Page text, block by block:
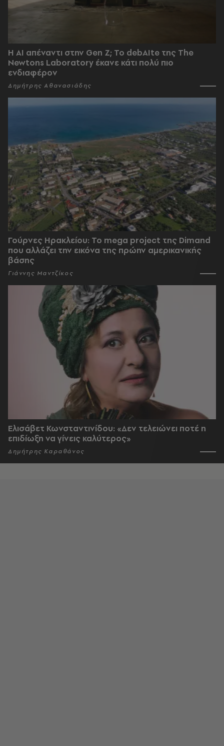
Η AI απέναντι στην Gen Z; Το debAIte της The
Newtons Laboratory έκανε κάτι πολύ πιο
ενδιαφέρον
Δημήτρης Αθανασιάδης
Γούρνες Ηρακλείου: To mega project της Dimand
που αλλάζει την εικόνα της πρώην αμερικανικής
βάσης
Γιάννης Μαντζίκος
Ελισάβετ Κωνσταντινίδου: «Δεν τελειώνει ποτέ η
επιδίωξη να γίνεις καλύτερος»
Δημήτρης Καραθάνος